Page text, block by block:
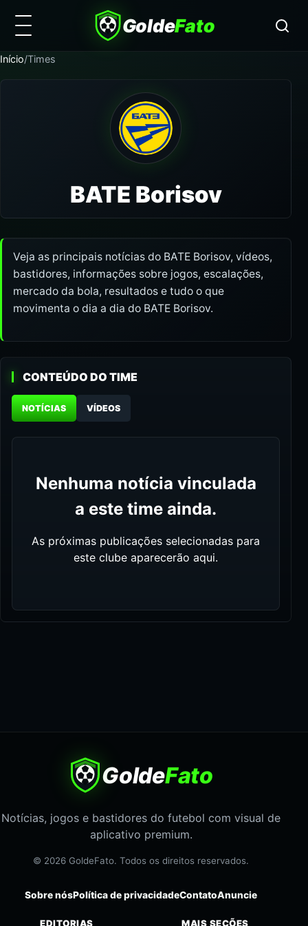
GoldeFato
Início/Times
BATE Borisov
Veja as principais notícias do BATE Borisov, vídeos,
bastidores, informações sobre jogos, escalações,
mercado da bola, resultados e tudo o que
movimenta o dia a dia do BATE Borisov.
CONTEÚDO DO TIME
NOTÍCIAS VÍDEOS
Nenhuma notícia vinculada
a este time ainda.
As próximas publicações selecionadas para
este clube aparecerão aqui.
GoldeFato
Notícias, jogos e bastidores do futebol com visual de
aplicativo premium.
© 2026 GoldeFato. Todos os direitos reservados.
Sobre nósPolítica de privacidadeContatoAnuncie
EDITORIAS MAIS SEÇÕES